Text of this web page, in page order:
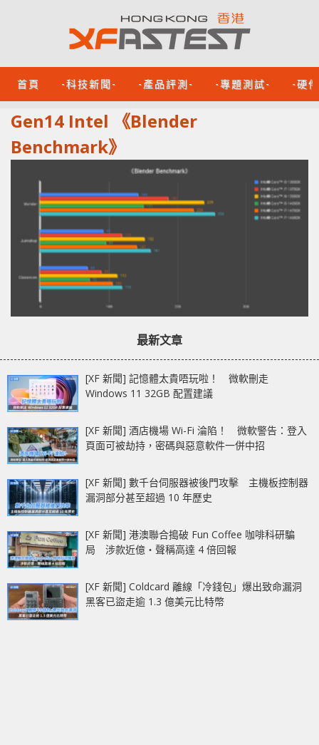
首頁 -科技新聞- -產品評測- -專題測試- -硬
Gen14 Intel 《Blender
Benchmark》
最新文章
[XF 新聞] 記憶體太貴唔玩啦！ 微軟刪走
Windows 11 32GB 配置建議
[XF 新聞] 酒店機場 Wi-Fi 淪陷！ 微軟警告：登入
頁面可被劫持，密碼與惡意軟件一併中招
[XF 新聞] 數千台伺服器被後門攻擊 主機板控制器
漏洞部分甚至超過 10 年歷史
[XF 新聞] 港澳聯合搗破 Fun Coffee 咖啡科研騙
局 涉款近億‧聲稱高達 4 倍回報
[XF 新聞] Coldcard 離線「冷錢包」爆出致命漏洞
黑客已盜走逾 1.3 億美元比特幣